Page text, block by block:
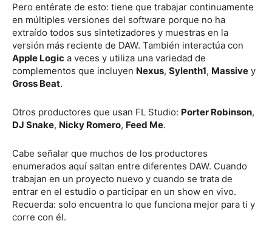
Pero entérate de esto: tiene que trabajar continuamente
en múltiples versiones del software porque no ha
extraído todos sus sintetizadores y muestras en la
versión más reciente de DAW. También interactúa con
Apple Logic a veces y utiliza una variedad de
complementos que incluyen Nexus, Sylenth1, Massive y
Gross Beat.
Otros productores que usan FL Studio: Porter Robinson,
DJ Snake, Nicky Romero, Feed Me.
Cabe señalar que muchos de los productores
enumerados aquí saltan entre diferentes DAW. Cuando
trabajan en un proyecto nuevo y cuando se trata de
entrar en el estudio o participar en un show en vivo.
Recuerda: solo encuentra lo que funciona mejor para ti y
corre con él.